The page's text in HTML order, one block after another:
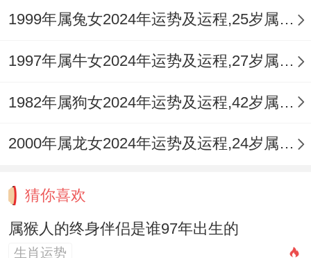
虽能生金，却与申无特殊关系，助力平平。
者（如1998年戊寅）与申猴形成金木交战，
冲克，这易造成双方价值观冲突，尤其猴方
伤官见虎方官星，可能引发权力争执，但若
1999年属兔女2024年运势及运程,25岁属兔人2024全年每月运势女性如何
1997年属牛女2024年运势及运程,27岁属牛人2024全年每月运势女性如何
1982年属狗女2024年运势及运程,42岁属狗人2024全年每月运势女性如何
2000年属龙女2024年运势及运程,24岁属龙人2024全年每月运势女性如何
猜你喜欢
属猴人的终身伴侣是谁97年出生的
生肖运势